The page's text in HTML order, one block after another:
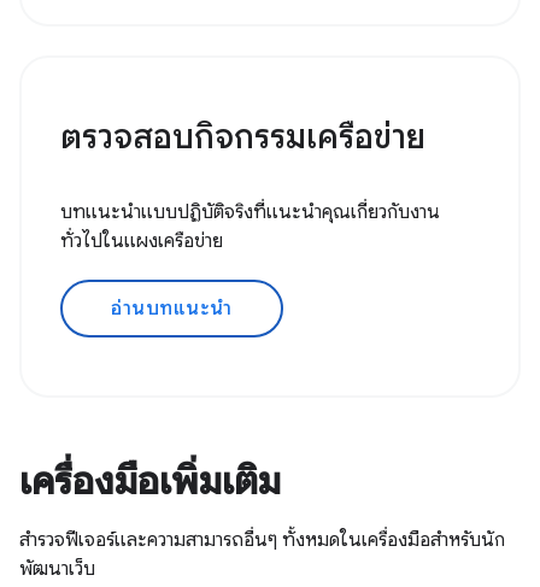
ตรวจสอบกิจกรรมเครือข่าย
บทแนะนำแบบปฏิบัติจริงที่แนะนำคุณเกี่ยวกับงาน
ทั่วไปในแผงเครือข่าย
อ่านบทแนะนำ
เครื่องมือเพิ่มเติม
สำรวจฟีเจอร์และความสามารถอื่นๆ ทั้งหมดในเครื่องมือสำหรับนัก
พัฒนาเว็บ